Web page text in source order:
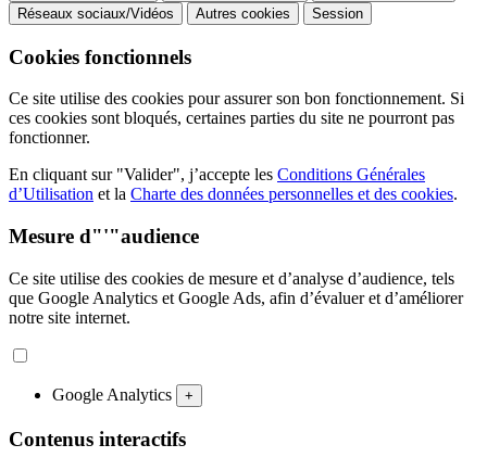
Réseaux sociaux/Vidéos
Autres cookies Session
Cookies fonctionnels
Ce site utilise des cookies pour assurer son bon fonctionnement. Si
ces cookies sont bloqués, certaines parties du site ne pourront pas
fonctionner.
En cliquant sur "Valider", j’accepte les Conditions Générales
d’Utilisation et la Charte des données personnelles et des cookies.
Mesure d"'"audience
Ce site utilise des cookies de mesure et d’analyse d’audience, tels
que Google Analytics et Google Ads, afin d’évaluer et d’améliorer
notre site internet.
Google Analytics +
Contenus interactifs